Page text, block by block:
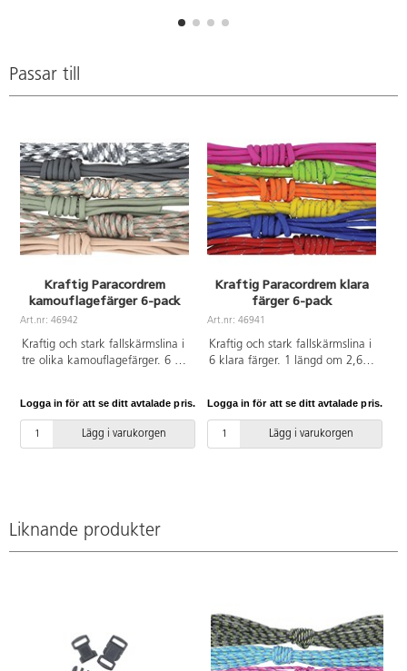
Passar till
Kraftig Paracordrem
kamouflagefärger 6-pack
Art.nr: 46942
Kraftig och stark fallskärmslina i
tre olika kamouflagefärger. 6 st
mm. Spänne 46943 passar till.
Logga in för att se ditt avtalade pris.
Lägg i varukorgen
Kraftig Paracordrem klara
färger 6-pack
Art.nr: 46941
Kraftig och stark fallskärmslina i
6 klara färger. 1 längd om 2,6
46943 passar till.
Logga in för att se ditt avtalade pris.
Lägg i varukorgen
Liknande produkter